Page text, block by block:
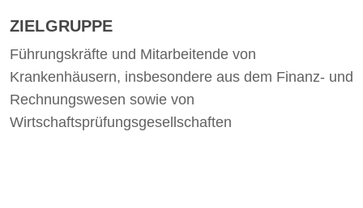
ZIELGRUPPE
Führungskräfte und Mitarbeitende von
Krankenhäusern, insbesondere aus dem Finanz- und
Rechnungswesen sowie von
Wirtschaftsprüfungsgesellschaften